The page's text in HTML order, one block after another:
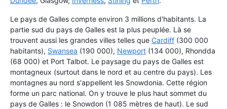
Le pays de Galles compte environ 3 millions d'habitants. La
partie sud du pays de Galles est la plus peuplée. Là se
trouvent aussi les grandes villes telles que Cardiff (300 000
habitants), Swansea (190 000), Newport (134 000), Rhondda
(68 000) et Port Talbot. Le paysage du pays de Galles est
montagneux (surtout dans le nord et au centre du pays). Les
montagnes au nord s'appellent les Snowdonia. Cette région
forme un parc national. On y trouve le plus haut sommet du
pays de Galles : le Snowdon (1 085 mètres de haut). Le sud